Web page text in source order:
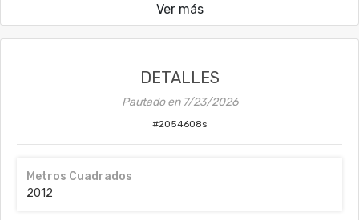
Ver más
DETALLES
Pautado en 7/23/2026
#2054608s
Metros Cuadrados
2012